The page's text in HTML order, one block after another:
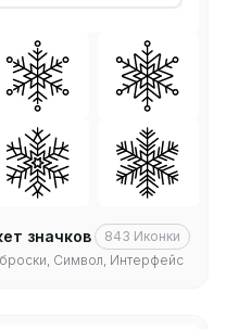
значков 843 Иконки
Символ, Интерфейс